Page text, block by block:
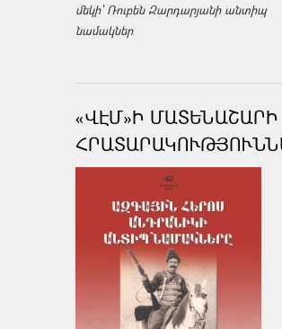
մեկի՝ Ռուբեն Զարդարյանի անտիպ
նամակներ
«ՎԷՄ»Ի ՄԱՏԵՆԱՇԱՐԻ